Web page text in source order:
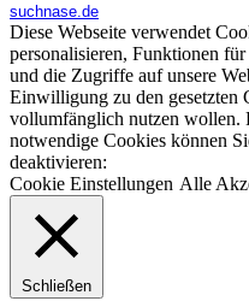
suchnase.de
Diese Webseite verwendet
personalisieren, Funktionen
und die Zugriffe auf unsere
Einwilligung zu den gesetzten
vollumfänglich nutzen wollen.
notwendige Cookies können
deaktivieren:
Cookie Einstellungen Alle
Schließen